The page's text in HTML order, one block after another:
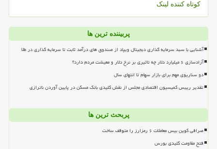
کوتاه کننده لینک
پربیننده ترین ها
آشنایی با سبد سرمایه گذاری دیجیتال ویپاد از صندوق های درآمد ثابت تا سرمایه گذاری در طلا
آزادسازی ۶ میلیارد دلار چه تاثیری بر نرخ دلار و معیشت مردم دارد؟
دو سناریوی مهم برای بازار سهام تا انتهای سال
تقدیر رییس کمیسیون اقتصادی مجلس از نقش کلیدی بانک مسکن در پایین آوردن ناترازی
پربحث ترین ها
صرافی کوین بیس معاملات ۶ رمزارز را متوقف ساخت
فتح مقاومت کلیدی بورس